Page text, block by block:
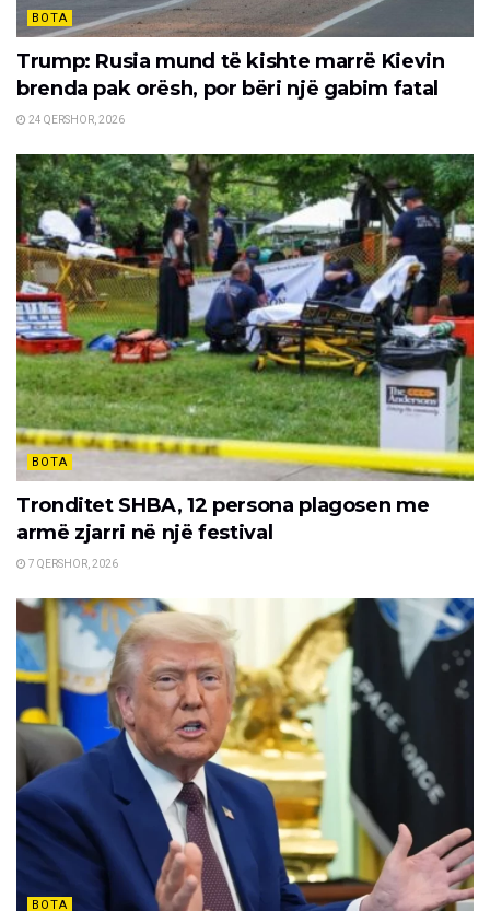
BOTA
Trump: Rusia mund të kishte marrë Kievin
brenda pak orësh, por bëri një gabim fatal
24 QERSHOR, 2026
BOTA
Tronditet SHBA, 12 persona plagosen me
armë zjarri në një festival
7 QERSHOR, 2026
BOTA